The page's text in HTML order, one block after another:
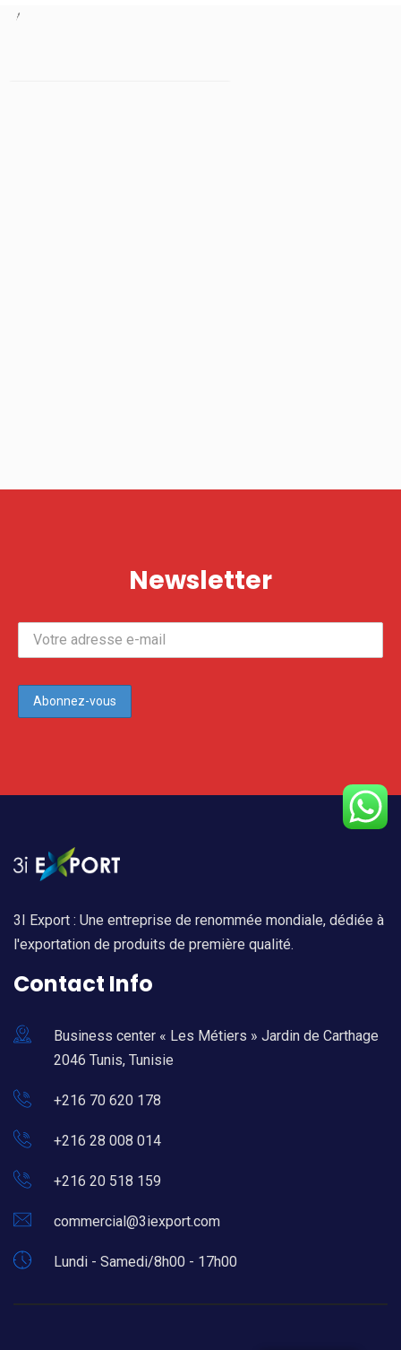
Newsletter
Abonnez-vous
3I Export : Une entreprise de renommée mondiale, dédiée à
l'exportation de produits de première qualité.
Contact Info
Business center « Les Métiers » Jardin de Carthage
2046 Tunis, Tunisie
+216 70 620 178
+216 28 008 014
+216 20 518 159
commercial@3iexport.com
Lundi - Samedi/8h00 - 17h00